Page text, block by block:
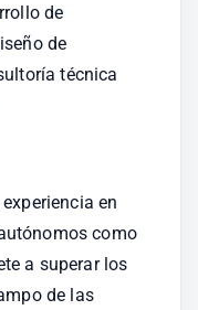
de
de
técnica
en
como
a superar los
de las